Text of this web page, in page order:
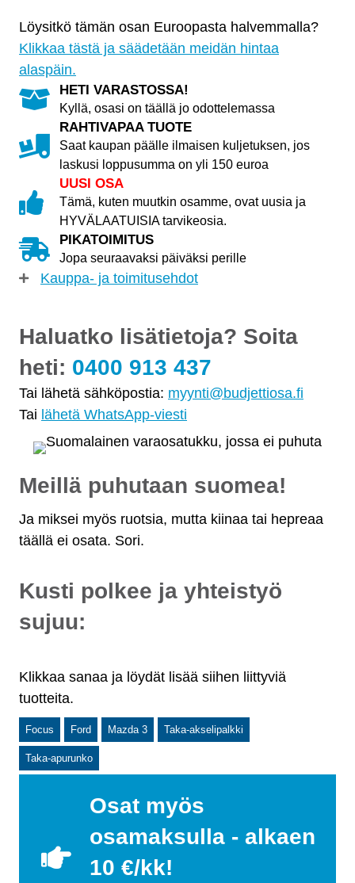
Klikkaa sanaa ja löydät lisää siihen liittyviä
tuotteita.
Focus Ford Mazda 3 Taka-akselipalkki
Taka-apurunko
Osat myös
osamaksulla - alkaen
10 €/kk!
Löysitkö tämän osan Euroopasta halvemmalla?
Klikkaa tästä ja säädetään meidän hintaa
alaspäin.
HETI VARASTOSSA!
Kyllä, osasi on täällä jo odottelemassa
RAHTIVAPAA TUOTE
Saat kaupan päälle ilmaisen kuljetuksen, jos
laskusi loppusumma on yli 150 euroa
UUSI OSA
Tämä, kuten muutkin osamme, ovat uusia ja
HYVÄLAATUISIA tarvikeosia.
PIKATOIMITUS
Jopa seuraavaksi päiväksi perille
Kauppa- ja toimitusehdot
Haluatko lisätietoja? Soita
heti: 0400 913 437
Tai lähetä sähköpostia: myynti@budjettiosa.fi
Tai lähetä WhatsApp-viesti
Meillä puhutaan suomea!
Ja miksei myös ruotsia, mutta kiinaa tai hepreaa
täällä ei osata. Sori.
Kusti polkee ja yhteistyö
sujuu: